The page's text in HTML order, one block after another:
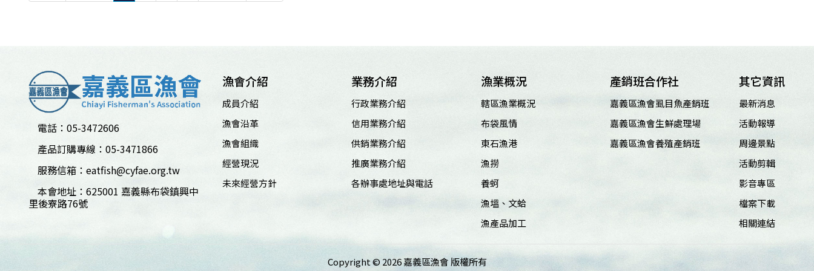
電話：05-3472606
產品訂購專線：05-3471866
服務信箱： eatfish@cyfae.org.tw
本會地址：625001 嘉義縣布袋鎮興中
里後寮路76號
漁會介紹
成員介紹
漁會沿革
漁會組織
經營現況
未來經營方針
業務介紹
行政業務介紹
信用業務介紹
供銷業務介紹
推廣業務介紹
各辦事處地址與電話
漁業概況
轄區漁業概況
布袋風情
東石漁港
漁撈
養蚵
漁塭、文蛤
漁產品加工
產銷班合作社
嘉義區漁會虱目魚產銷班
嘉義區漁會生鮮處理場
嘉義區漁會養殖產銷班
其它資訊
最新消息
活動報導
周邊景點
活動剪輯
影音專區
檔案下載
相關連結
Copyright © 2026 嘉義區漁會 版權所有